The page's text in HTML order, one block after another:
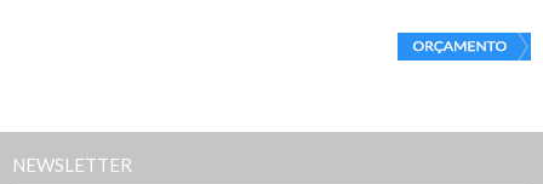
NEWSLETTER